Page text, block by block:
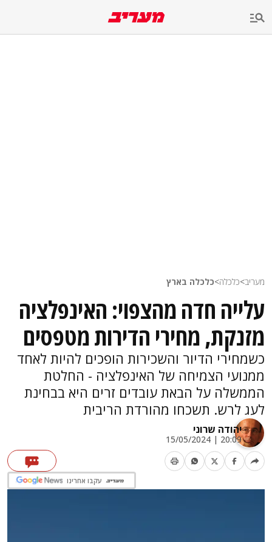
מעריב>כלכלה>כלכלה בארץ
עלייה חדה מהצפוי: האינפלציה
מזנקת, מחירי הדירות מטפסים
כשמחירי הדיור והשכירות הופכים להיות לאחד
ממנועי הצמיחה של האינפלציה - החלטת
הממשלה על הבאת עובדים זרים היא בבחינת
לעג לרש. תשכחו מהורדת הריבית
יהודה שרוני
20:09 | 15/05/2024
עקבו אחרינו